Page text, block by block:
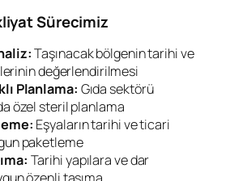
Sürecimiz
Taşınacak bölgenin tarihi ve
değerlendirilmesi
Planlama: Gıda sektörü
özel steril planlama
Eşyaların tarihi ve ticari
paketleme
Tarihi yapılara ve dar